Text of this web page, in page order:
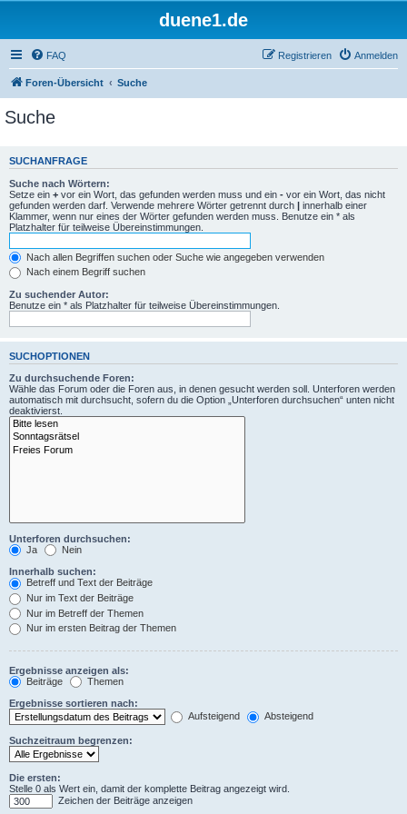
duene1.de
FAQ Anmelden
Registrieren
Foren-Übersicht Suche
Suche
SUCHANFRAGE
Suche nach Wörtern:
Setze ein + vor ein Wort, das gefunden werden muss und ein - vor ein Wort, das nicht
gefunden werden darf. Verwende mehrere Wörter getrennt durch | innerhalb einer
Klammer, wenn nur eines der Wörter gefunden werden muss. Benutze ein * als
Platzhalter für teilweise Übereinstimmungen.
Nach allen Begriffen suchen oder Suche wie angegeben verwenden
Nach einem Begriff suchen
Zu suchender Autor:
Benutze ein * als Platzhalter für teilweise Übereinstimmungen.
SUCHOPTIONEN
Zu durchsuchende Foren:
Wähle das Forum oder die Foren aus, in denen gesucht werden soll. Unterforen werden
automatisch mit durchsucht, sofern du die Option „Unterforen durchsuchen“ unten nicht
deaktivierst.
Unterforen durchsuchen:
Ja
Nein
Innerhalb suchen:
Betreff und Text der Beiträge
Nur im Text der Beiträge
Nur im Betreff der Themen
Nur im ersten Beitrag der Themen
Ergebnisse anzeigen als:
Beiträge
Themen
Ergebnisse sortieren nach:
Aufsteigend
Absteigend
Suchzeitraum begrenzen:
Die ersten:
Stelle 0 als Wert ein, damit der komplette Beitrag angezeigt wird.
Zeichen der Beiträge anzeigen